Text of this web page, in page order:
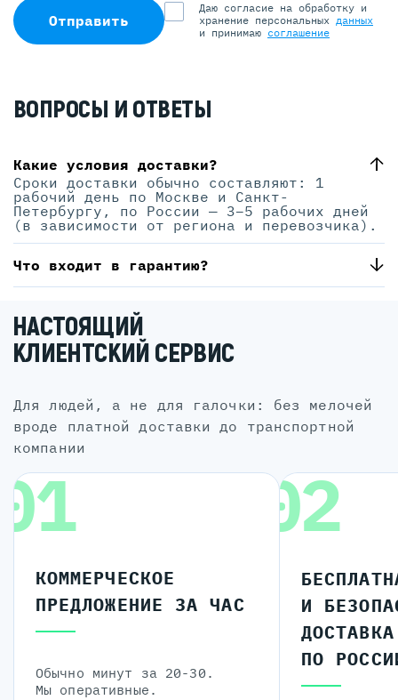
Отправить
Даю согласие на обработку и
хранение персональных данных
и принимаю соглашение
ВОПРОСЫ И ОТВЕТЫ
Какие условия доставки?
Сроки доставки обычно составляют: 1
рабочий день по Москве и Санкт-
Петербургу, по России — 3–5 рабочих дней
(в зависимости от региона и перевозчика).
Что входит в гарантию?
НАСТОЯЩИЙ
КЛИЕНТСКИЙ СЕРВИС
для людей, а не для галочки: без мелочей
вроде платной доставки до транспортной
компании
КОММЕРЧЕСКОЕ
ПРЕДЛОЖЕНИЕ ЗА ЧАС
Обычно минут за 20-30.
Мы оперативные.
02
И
ДОСТАВКА
ПО